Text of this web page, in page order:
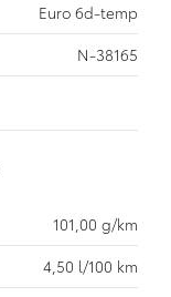
Euro 6d-temp
N-38165
101,00 g/km
4,50 l/100 km